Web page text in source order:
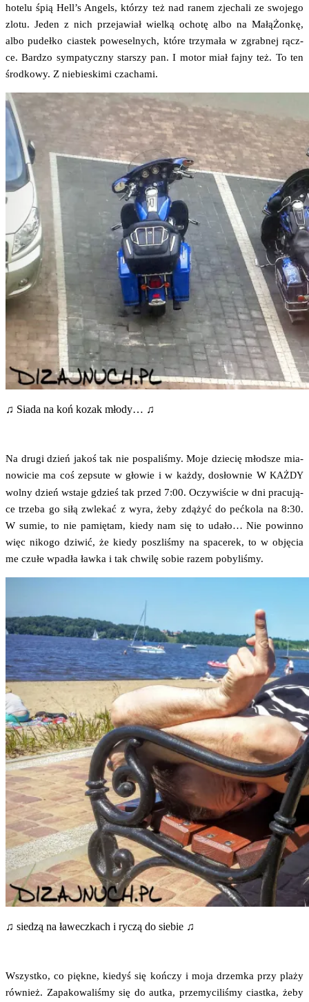
hote­lu śpią Hel­l’s Angels, któ­rzy też nad ranem zje­cha­li ze swo­je­go
zlo­tu. Jeden z nich prze­ja­wiał wiel­ką ocho­tę albo na Małą­Żon­kę,
albo pudeł­ko cia­stek powe­sel­nych, któ­re trzy­ma­ła w zgrab­nej rącz­
ce. Bar­dzo sym­pa­tycz­ny star­szy pan. I motor miał faj­ny też. To ten
środ­ko­wy. Z nie­bie­ski­mi czachami.
♫ Sia­da na koń kozak młody… ♫
Na dru­gi dzień jakoś tak nie pospa­li­śmy. Moje dzie­cię młod­sze mia­
no­wi­cie ma coś zepsu­te w gło­wie i w każ­dy, dosłow­nie W KAŻDY
wol­ny dzień wsta­je gdzieś tak przed 7:00. Oczy­wi­ście w dni pra­cu­ją­
ce trze­ba go siłą zwle­kać z wyra, żeby zdą­żyć do peć­ko­la na 8:30.
W sumie, to nie pamię­tam, kie­dy nam się to uda­ło… Nie powin­no
więc niko­go dzi­wić, że kie­dy poszli­śmy na spa­ce­rek, to w obję­cia
me czu­łe wpa­dła ław­ka i tak chwi­lę sobie razem pobyliśmy.
♫ sie­dzą na ławecz­kach i ryczą do siebie ♫
Wszyst­ko, co pięk­ne, kie­dyś się koń­czy i moja drzem­ka przy pla­ży
rów­nież. Zapa­ko­wa­li­śmy się do autka, prze­my­ci­li­śmy ciast­ka, żeby